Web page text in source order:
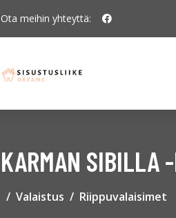
Ota meihin yhteyttä:
KARMAN SIBILLA
Valaistus Riippuvalaisimet